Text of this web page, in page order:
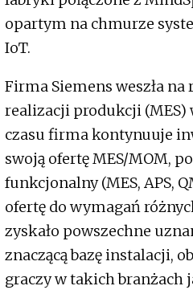
opartym na chmurze
IoT.
Firma Siemens weszła
realizacji produkcji (MES)
czasu firma kontynuuje
swoją ofertę MES/MOM,
funkcjonalny (MES, APS,
ofertę do wymagań
zyskało powszechne
znaczącą bazę instalacji,
graczy w takich branżach